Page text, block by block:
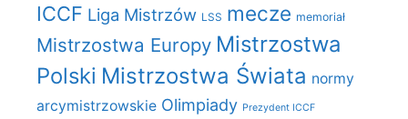
ICCF Liga Mistrzów LSS mecze memoriał
Mistrzostwa Europy Mistrzostwa
Polski Mistrzostwa Świata normy
arcymistrzowskie Olimpiady Prezydent ICCF